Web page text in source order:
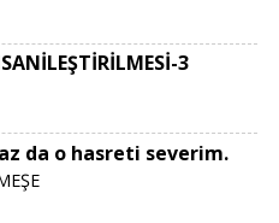
3
da o hasreti severim.